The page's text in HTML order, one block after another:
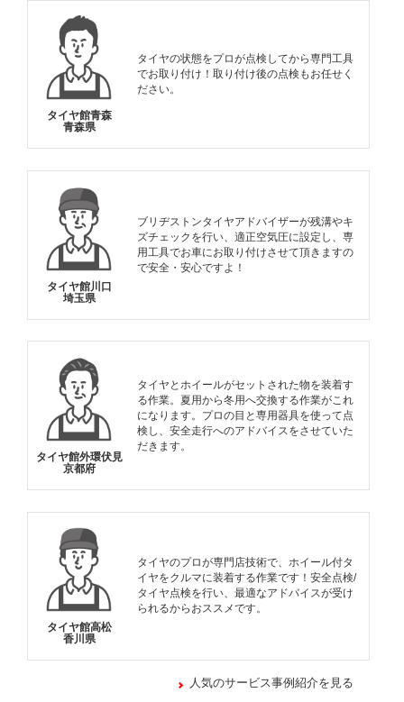
タイヤ館青森
青森県
タイヤの状態をプロが点検してから専門工具
でお取り付け！取り付け後の点検もお任せく
ださい。
タイヤ館川口
埼玉県
ブリヂストンタイヤアドバイザーが残溝やキ
ズチェックを行い、適正空気圧に設定し、専
用工具でお車にお取り付けさせて頂きますの
で安全・安心ですよ！
タイヤ館外環伏見
京都府
タイヤとホイールがセットされた物を装着す
る作業。夏用から冬用へ交換する作業がこれ
になります。プロの目と専用器具を使って点
検し、安全走行へのアドバイスをさせていた
だきます。
タイヤ館高松
香川県
タイヤのプロが専門店技術で、ホイール付タ
イヤをクルマに装着する作業です！安全点検/
タイヤ点検を行い、最適なアドバイスが受け
られるからおススメです。
人気のサービス事例紹介を見る